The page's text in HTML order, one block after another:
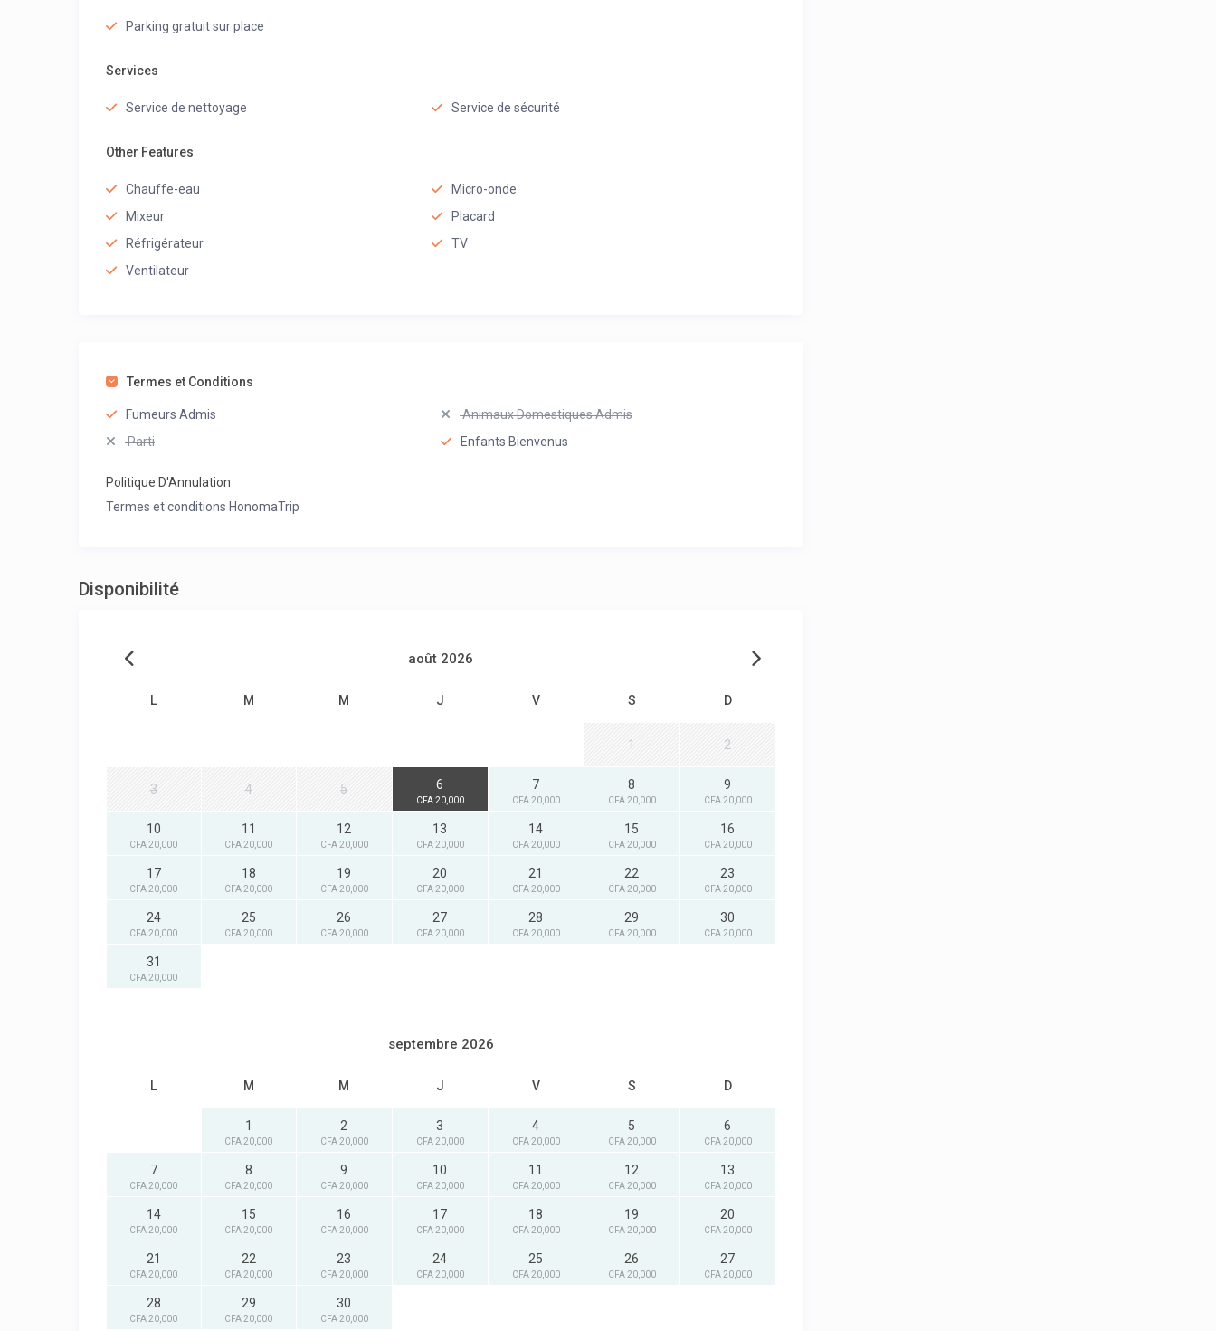
Parking gratuit sur place
Services
Service de nettoyage Service de sécurité
Other Features
Chauffe-eau
Micro-onde
Mixeur
Placard
Réfrigérateur
TV
Ventilateur
Termes et Conditions
Fumeurs Admis
Animaux Domestiques Admis
Parti
Enfants Bienvenus
Politique D'Annulation
Termes et conditions HonomaTrip
Disponibilité
août 2026
L M M J V S D
1 2
3 4 5 6
CFA 20,000
7
CFA 20,000
8
CFA 20,000
9
CFA 20,000
10
CFA 20,000
11
CFA 20,000
12
CFA 20,000
13
CFA 20,000
14
CFA 20,000
15
CFA 20,000
16
CFA 20,000
17
CFA 20,000
18
CFA 20,000
19
CFA 20,000
20
CFA 20,000
21
CFA 20,000
22
CFA 20,000
23
CFA 20,000
24
CFA 20,000
25
CFA 20,000
26
CFA 20,000
27
CFA 20,000
28
CFA 20,000
29
CFA 20,000
30
CFA 20,000
31
CFA 20,000
septembre 2026
L M M J V S D
1
CFA 20,000
2
CFA 20,000
3
CFA 20,000
4
CFA 20,000
5
CFA 20,000
6
CFA 20,000
7
CFA 20,000
8
CFA 20,000
9
CFA 20,000
10
CFA 20,000
11
CFA 20,000
12
CFA 20,000
13
CFA 20,000
14
CFA 20,000
15
CFA 20,000
16
CFA 20,000
17
CFA 20,000
18
CFA 20,000
19
CFA 20,000
20
CFA 20,000
21
CFA 20,000
22
CFA 20,000
23
CFA 20,000
24
CFA 20,000
25
CFA 20,000
26
CFA 20,000
27
CFA 20,000
28
CFA 20,000
29
CFA 20,000
30
CFA 20,000